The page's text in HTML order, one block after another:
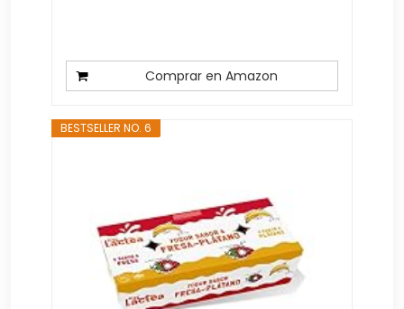
Comprar en Amazon
BESTSELLER NO. 6